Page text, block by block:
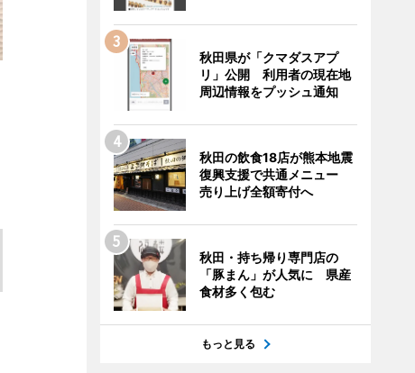
秋田県が「クマダスアプ
リ」公開 利用者の現在地
周辺情報をプッシュ通知
秋田の飲食18店が熊本地震
復興支援で共通メニュー
売り上げ全額寄付へ
秋田・持ち帰り専門店の
「豚まん」が人気に 県産
食材多く包む
もっと見る